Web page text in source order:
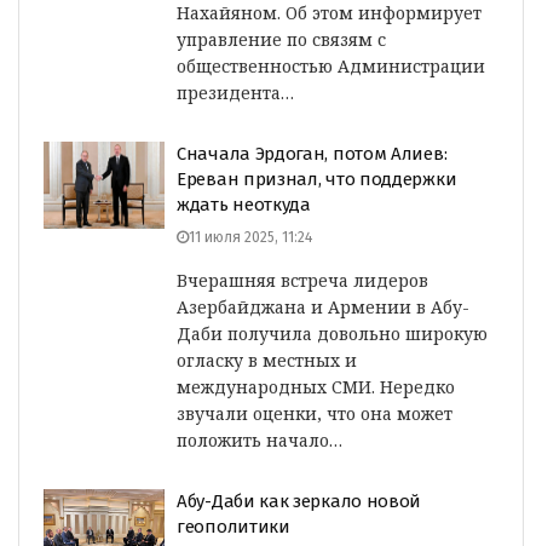
Нахайяном. Об этом информирует
управление по связям с
общественностью Администрации
президента…
Сначала Эрдоган, потом Алиев:
Ереван признал, что поддержки
ждать неоткуда
11 июля 2025, 11:24
Вчерашняя встреча лидеров
Азербайджана и Армении в Абу-
Даби получила довольно широкую
огласку в местных и
международных СМИ. Нередко
звучали оценки, что она может
положить начало…
Абу-Даби как зеркало новой
геополитики